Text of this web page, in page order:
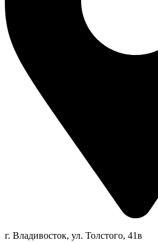
г. Владивосток, ул. Толстого, 41в